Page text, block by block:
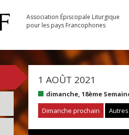
Association Épiscopale Liturgique
pour les pays Francophones
1 AOÛT 2021
dimanche, 18ème
Dimanche prochain